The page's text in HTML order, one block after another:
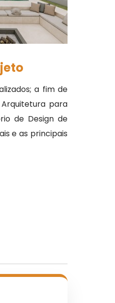
a fim de
para
de Design de
e as principais